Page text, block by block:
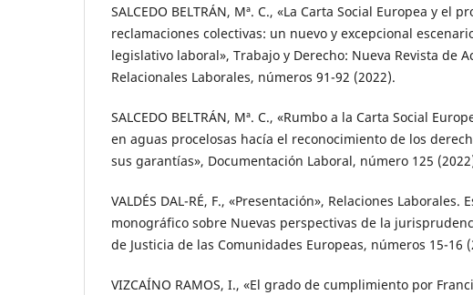
SALCEDO BELTRÁN, Mª. C., «La Carta Social Europea y el
reclamaciones colectivas: un nuevo y excepcional
legislativo laboral», Trabajo y Derecho: Nueva Revista de
Relacionales Laborales, números 91-92 (2022).
SALCEDO BELTRÁN, Mª. C., «Rumbo a la Carta Social
en aguas procelosas hacía el reconocimiento de los
sus garantías», Documentación Laboral, número 125
VALDÉS DAL-RÉ, F., «Presentación», Relaciones Laborales.
monográfico sobre Nuevas perspectivas de la
de Justicia de las Comunidades Europeas, números 15-16
VIZCAÍNO RAMOS, I., «El grado de cumplimiento por